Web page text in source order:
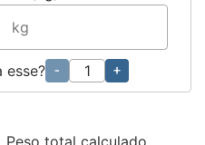
esse? - +
Peso total calculado